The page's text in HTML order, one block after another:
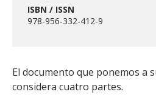
ISBN / ISSN
978-956-332-412-9
El documento que ponemos a
considera cuatro partes.